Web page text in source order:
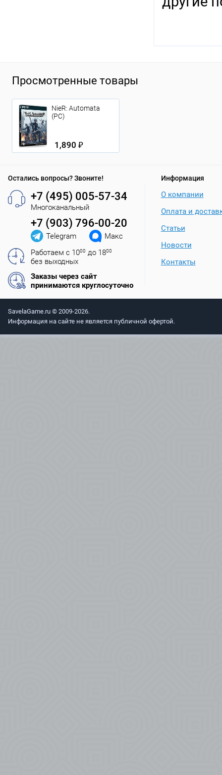
Просмотренные товары
NieR: Automata
(PC)
1,890 ₽
Остались вопросы? Звоните!
+7 (495) 005-57-34
Многоканальный
+7 (903) 796-00-20
Telegram
Макс
Работаем с 1000 до 1800
без выходных
Заказы через сайт
принимаются круглосуточно
Информация
О компании
Оплата и
Статьи
Новости
Контакты
SavelaGame.ru © 2009-2026.
Информация на сайте не является публичной офертой.